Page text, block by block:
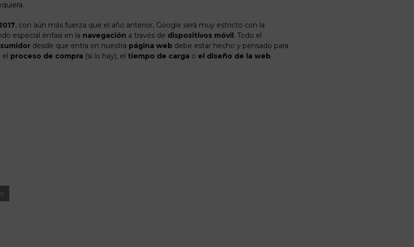
, con aún más fuerza que el año anterior, Google será muy estricto con la
especial énfasi en la navegación a través de dispositivos móvil . Todo el
desde que entra en nuestra página web debe estar hecho y pensado para
proceso de compra (si lo hay), el tiempo de carga o el diseño de la web.